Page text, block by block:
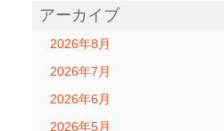
アーカイブ
2026年8月
2026年7月
2026年6月
2026年5月